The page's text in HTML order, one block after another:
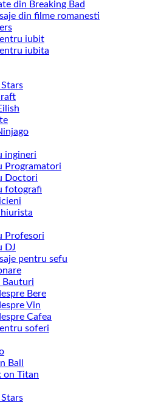
din Breaking Bad
din filme romanesti
iubit
iubita
ingineri
Programatori
Doctori
fotografi
Profesori
DJ
pentru sefu
Bauturi
Bere
Vin
Cafea
soferi
Ball
on Titan